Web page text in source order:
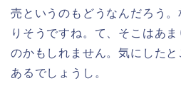
売というのもどうなんだろう
りそうですね。て、そこはあ
のかもしれません。気にした
あるでしょうし。